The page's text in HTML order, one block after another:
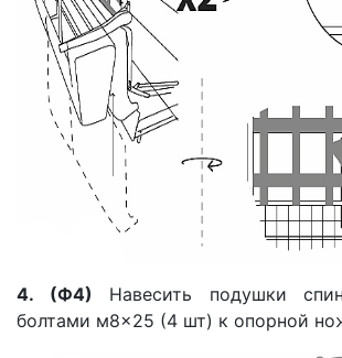
4. (Ф4) Навесить подушки
болтами м8×25 (4 шт) к опорной